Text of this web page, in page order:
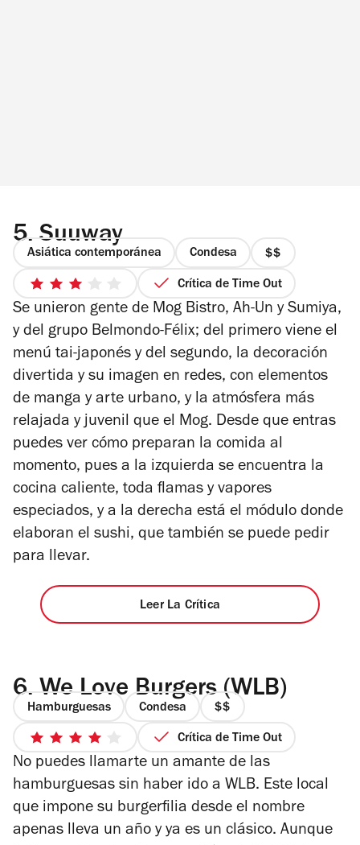
5. Suuway
Asiática contemporánea Condesa
precio
2
4
3
de
5
estrellas
Crítica de Time Out
Se unieron gente de Mog Bistro, Ah-Un y Sumiya,
y del grupo Belmondo-Félix; del primero viene el
menú tai-japonés y del segundo, la decoración
divertida y su imagen en redes, con elementos
de manga y arte urbano, y la atmósfera más
relajada y juvenil que el Mog. Desde que entras
puedes ver cómo preparan la comida al
momento, pues a la izquierda se encuentra la
cocina caliente, toda flamas y vapores
especiados, y a la derecha está el módulo donde
elaboran el sushi, que también se puede pedir
para llevar.
Leer La Crítica
6. We Love Burgers (WLB)
Hamburguesas Condesa
precio
2
de
4
de
5
estrellas
Crítica de Time Out
No puedes llamarte un amante de las
hamburguesas sin haber ido a WLB. Este local
que impone su burgerfilia desde el nombre
apenas lleva un año y ya es un clásico. Aunque